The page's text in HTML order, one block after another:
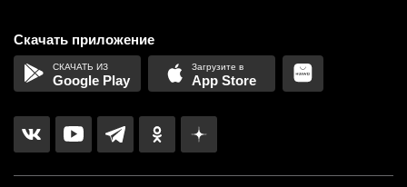
Скачать приложение
Google Play App Store